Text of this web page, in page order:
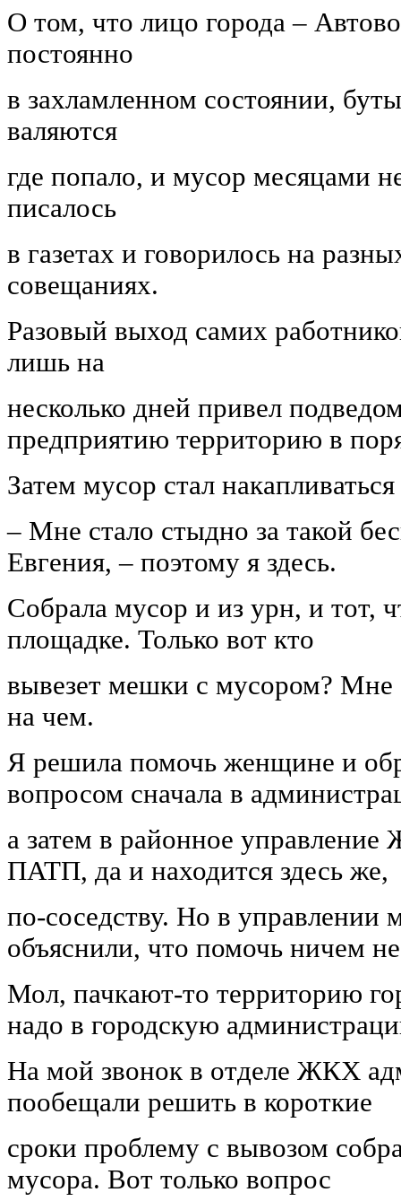
О том, что лицо города –
постоянно
в захламленном состоянии,
валяются
где попало, и мусор месяцами
писалось
в газетах и говорилось на
совещаниях.
Разовый выход самих
лишь на
несколько дней привел
предприятию территорию в
Затем мусор стал
– Мне стало стыдно за такой
Евгения, – поэтому я здесь.
Собрала мусор и из урн, и тот,
площадке. Только вот кто
вывезет мешки с мусором? Мне
на чем.
Я решила помочь женщине и
вопросом сначала в
а затем в районное
ПАТП, да и находится здесь же,
по-соседству. Но в управлении
объяснили, что помочь ничем
Мол, пачкают-то территорию
надо в городскую
На мой звонок в отделе ЖКХ
пообещали решить в короткие
сроки проблему с вывозом
мусора. Вот только вопрос